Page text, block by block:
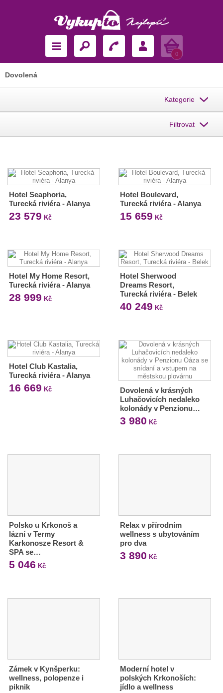
Košík
0
Dovolená
Kategorie
Filtrovat
Hotel Seaphoria,
Turecká riviéra - Alanya
23 579 Kč
Hotel Boulevard,
Turecká riviéra - Alanya
15 659 Kč
Hotel My Home Resort,
Turecká riviéra - Alanya
28 999 Kč
Hotel Sherwood
Dreams Resort,
Turecká riviéra - Belek
40 249 Kč
Hotel Club Kastalia,
Turecká riviéra - Alanya
16 669 Kč
Dovolená v krásných
Luhačovicích nedaleko
kolonády v Penzionu…
3 980 Kč
Polsko u Krkonoš a
lázní v Termy
Karkonosze Resort &
SPA se…
5 046 Kč
Relax v přírodním
wellness s ubytováním
pro dva
3 890 Kč
Zámek v Kynšperku:
wellness, polopenze i
piknik
Moderní hotel v
polských Krkonoších:
jídlo a wellness